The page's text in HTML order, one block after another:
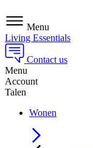
Menu
Living Essentials
Contact us
Menu
Account
Talen
Wonen